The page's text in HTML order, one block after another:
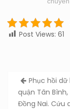
Post Views: 61
PostPhục hồi dữ
quận Tân Bình,
Đồng Nai. Cứu